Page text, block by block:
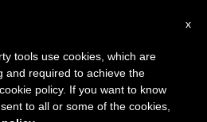
20th, 2017
×
agosto haremos la pausa
en el periodo de verano
x
tools use cookies, which are
and required to achieve the
policy. If you want to know
to all or some of the cookies,